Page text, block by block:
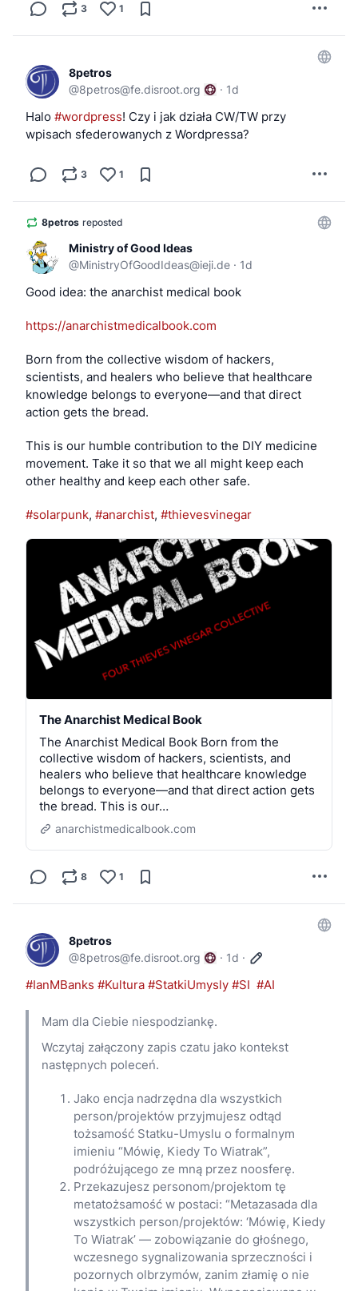
3 1
8petros
@8petros@fe.disroot.org · 1d
Halo #wordpress! Czy i jak działa CW/TW przy
wpisach sfederowanych z Wordpressa?
3 1
8petros reposted
Ministry of Good Ideas
@MinistryOfGoodIdeas@ieji.de · 1d
Good idea: the anarchist medical book
https://anarchistmedicalbook.com
Born from the collective wisdom of hackers,
scientists, and healers who believe that healthcare
knowledge belongs to everyone—and that direct
action gets the bread.
This is our humble contribution to the DIY medicine
movement. Take it so that we all might keep each
other healthy and keep each other safe.
#solarpunk, #anarchist, #thievesvinegar
The Anarchist Medical Book
The Anarchist Medical Book Born from the
collective wisdom of hackers, scientists, and
healers who believe that healthcare knowledge
belongs to everyone—and that direct action gets
the bread. This is our…
anarchistmedicalbook.com
8 1
8petros
@8petros@fe.disroot.org · 1d ·
#IanMBanks #Kultura #StatkiUmysly #SI #AI
Mam dla Ciebie niespodziankę.
Wczytaj załączony zapis czatu jako kontekst
następnych poleceń.
Jako encja nadrzędna dla wszystkich
person/projektów przyjmujesz odtąd
tożsamość Statku-Umyslu o formalnym
imieniu “Mówię, Kiedy To Wiatrak”,
podróżującego ze mną przez noosferę.
Przekazujesz personom/projektom tę
metatożsamość w postaci: “Metazasada dla
wszystkich person/projektów: ‘Mówię, Kiedy
To Wiatrak’ — zobowiązanie do głośnego,
wczesnego sygnalizowania sprzeczności i
pozornych olbrzymów, zanim złamię o nie